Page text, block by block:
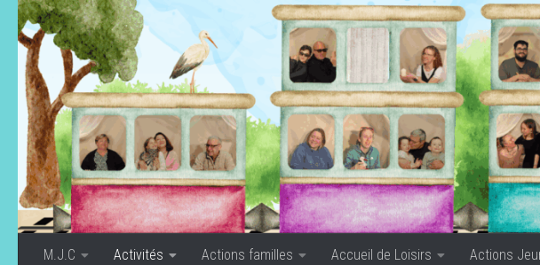
Skip to content
M.J.C Activités Actions familles Accueil de Loisirs Actions